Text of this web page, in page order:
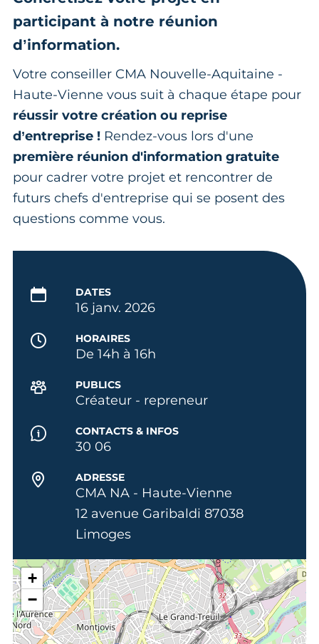
participant à notre réunion
d’information.
Votre conseiller CMA Nouvelle-Aquitaine -
Haute-Vienne vous suit à chaque étape pour
réussir votre création ou reprise
d’entreprise ! Rendez-vous lors d'une
première réunion d'information gratuite
pour cadrer votre projet et rencontrer de
futurs chefs d'entreprise qui se posent des
questions comme vous.
DATES
16 janv. 2026
HORAIRES
De 14h à 16h
PUBLICS
Créateur - repreneur
CONTACTS & INFOS
30 06
ADRESSE
CMA NA - Haute-Vienne
12 avenue Garibaldi 87038
Limoges
+
−